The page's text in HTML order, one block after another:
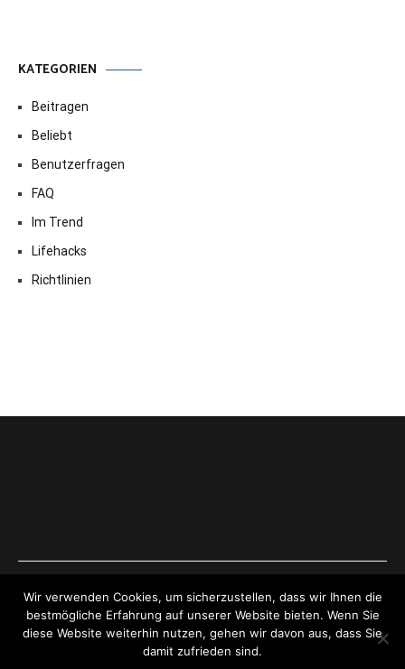
KATEGORIEN
Beitragen
Beliebt
Benutzerfragen
FAQ
Im Trend
Lifehacks
Richtlinien
Copyright © 2026ExpressAntworten.com . All rights reserved.
Theme:Cenote by ThemeGrill. Powered byWordPress .
Wir verwenden Cookies, um sicherzustellen, dass wir Ihnen die
bestmögliche Erfahrung auf unserer Website bieten. Wenn Sie
diese Website weiterhin nutzen, gehen wir davon aus, dass Sie
damit zufrieden sind.